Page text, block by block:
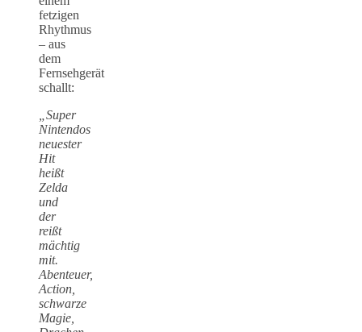
fetzigen
Rhythmus
– aus
dem
Fernsehgerät
schallt:
„Super
Nintendos
neuester
Hit
heißt
Zelda
und
der
reißt
mächtig
mit.
Abenteuer,
Action,
schwarze
Magie,